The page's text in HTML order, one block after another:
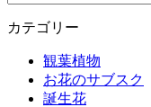
カテゴリー
観葉植物
お花のサブスク
誕生花